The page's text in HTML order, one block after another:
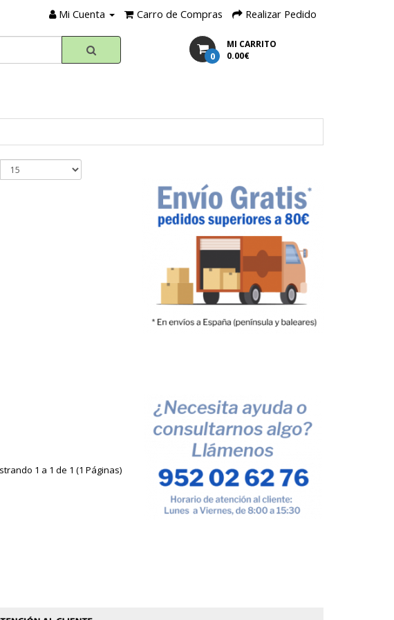
Mi Cuenta Carro de Compras Realizar Pedido
MI CARRITO
0 0.00€
1 a 1 de 1 (1 Páginas)